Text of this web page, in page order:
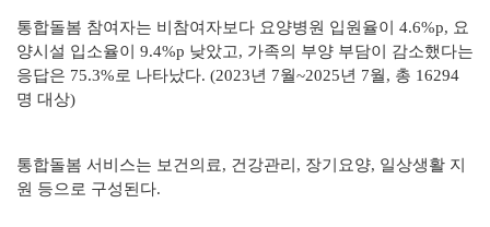
통합돌봄 참여자는 비참여자보다 요양병원 입원율이 4.6%p, 요
양시설 입소율이 9.4%p 낮았고, 가족의 부양 부담이 감소했다는
응답은 75.3%로 나타났다. (2023년 7월~2025년 7월, 총 16294
명 대상)
통합돌봄 서비스는 보건의료, 건강관리, 장기요양, 일상생활 지
원 등으로 구성된다.